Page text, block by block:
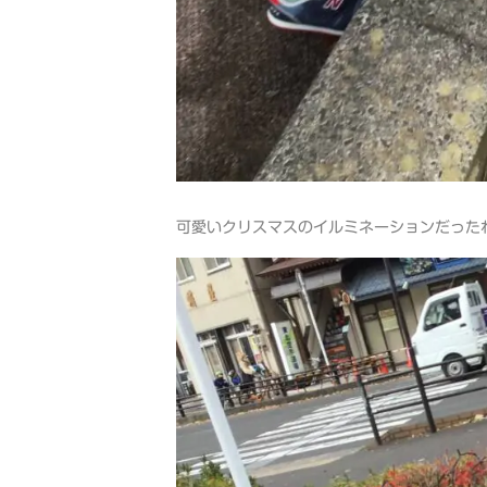
可愛いクリスマスのイルミネーションだった